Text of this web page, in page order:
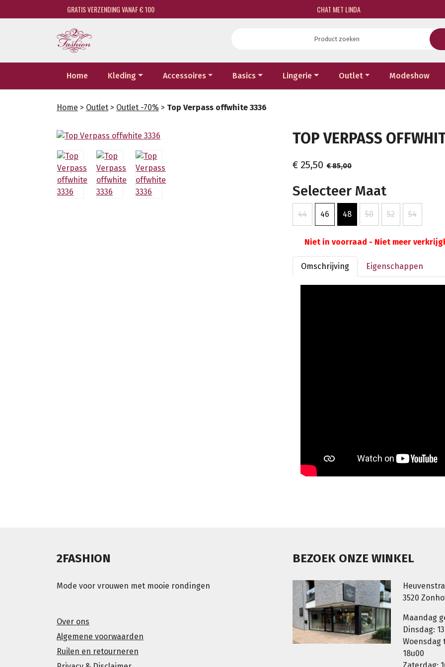
GRATIS VERZENDING VANAF € 100 CHAT MET LINDA
Home Kleding Accessoires Basics Lingerie Outlet Modeshow
Home > Outlet > Outlet -70% > Top Verpass offwhite 3336
TOP VERPASS
€ 25,50 € 85,00
Selecteer Maat
44 46 48 50 52 54
Niet in voorraad - Niet meer
Omschrijving Eigenschappen
2FASHION
Mode voor vrouwen met mooie rondingen
Over ons
Algemene voorwaarden
Ruilen en retourneren
BEZOEK ONZE WINKEL
3520
Maandag
Dinsdag:
Woensdag
18u00